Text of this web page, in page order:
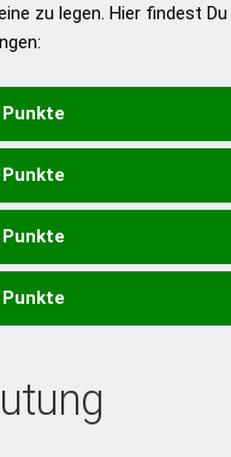
Duden – Deutsches
zu legen. Hier findest
TASERS
ASSET
STARE STARS STASE
ASTE ASTS
REST SARS SERA SETS